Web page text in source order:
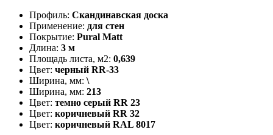
Профиль: Скандинавская доска
Применение: для стен
Покрытие: Pural Matt
Длина: 3 м
Площадь листа, м2: 0,639
Цвет: черный RR-33
Ширина, мм: \
Ширина, мм: 213
Цвет: темно серый RR 23
Цвет: коричневый RR 32
Цвет: коричневый RAL 8017